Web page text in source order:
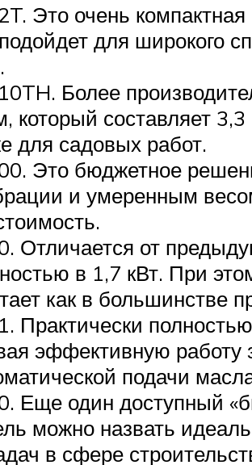
Это очень
для широкого
Более
составляет
для садовых работ.
Это бюджетное
и умеренным
Отличается от
в 1,7 кВт. При
как в большинстве
Практически
эффективную работу
подачи
Еще один доступный
можно назвать
в сфере